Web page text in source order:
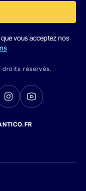
vous acceptez nos
droits réservés.